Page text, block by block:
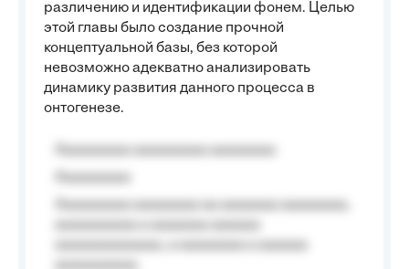
различению и идентификации фонем. Целью
этой главы было создание прочной
концептуальной базы, без которой
невозможно адекватно анализировать
динамику развития данного процесса в
онтогенезе.